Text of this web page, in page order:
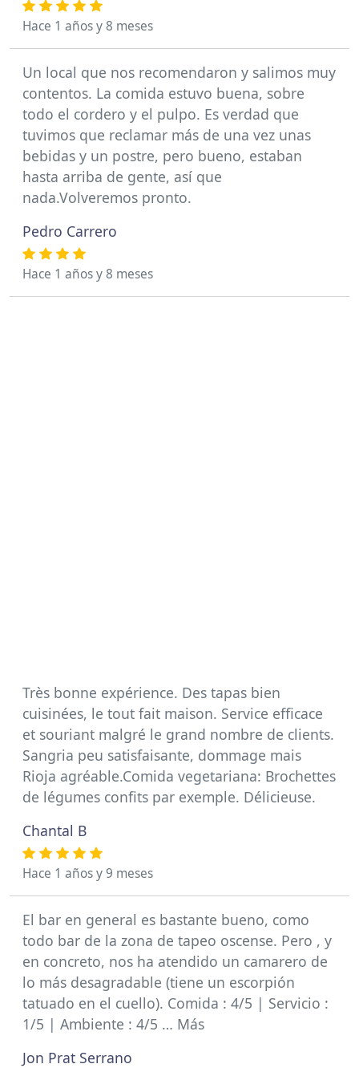
Hace 1 años y 8 meses
Un local que nos recomendaron y salimos muy
contentos. La comida estuvo buena, sobre
todo el cordero y el pulpo. Es verdad que
tuvimos que reclamar más de una vez unas
bebidas y un postre, pero bueno, estaban
hasta arriba de gente, así que
nada.Volveremos pronto.
Pedro Carrero
Hace 1 años y 8 meses
Très bonne expérience. Des tapas bien
cuisinées, le tout fait maison. Service efficace
et souriant malgré le grand nombre de clients.
Sangria peu satisfaisante, dommage mais
Rioja agréable.Comida vegetariana: Brochettes
de légumes confits par exemple. Délicieuse.
Chantal B
Hace 1 años y 9 meses
El bar en general es bastante bueno, como
todo bar de la zona de tapeo oscense. Pero , y
en concreto, nos ha atendido un camarero de
lo más desagradable (tiene un escorpión
tatuado en el cuello). Comida : 4/5 | Servicio :
1/5 | Ambiente : 4/5 … Más
Jon Prat Serrano